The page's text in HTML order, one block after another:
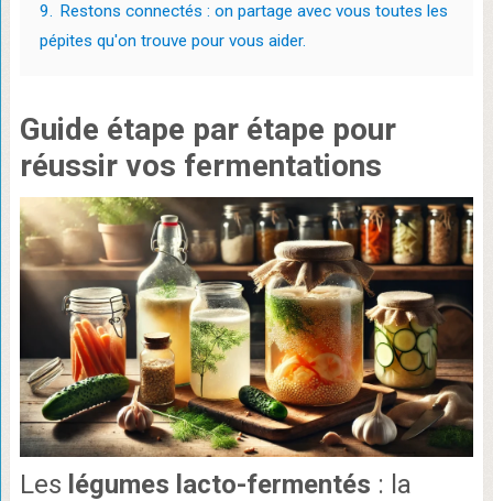
9. Restons connectés : on partage avec vous toutes les
pépites qu'on trouve pour vous aider.
Guide étape par étape pour
réussir vos fermentations
Les légumes lacto-fermentés : la